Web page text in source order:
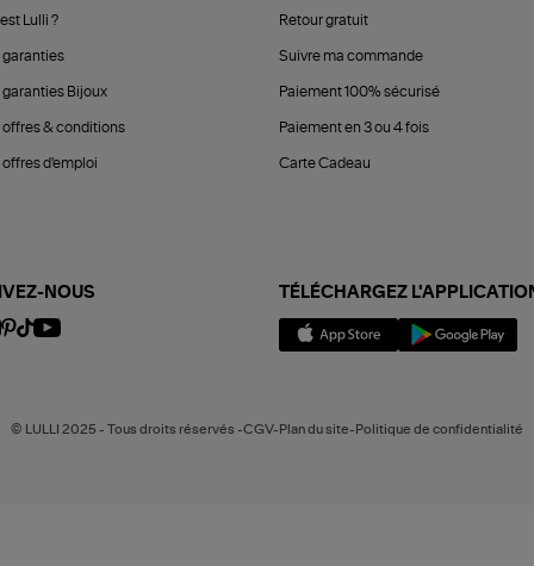
Lulli ?
garanties
garanties Bijoux
offres & conditions
offres d'emploi
Retour gratuit
Suivre ma commande
Paiement 100% sécurisé
Paiement en 3 ou 4 fois
Carte Cadeau
NOUS TÉLÉCHARGEZ
© LULLI 2025 - Tous droits réservés -CGV-Plan du site-Politique de confidentialité